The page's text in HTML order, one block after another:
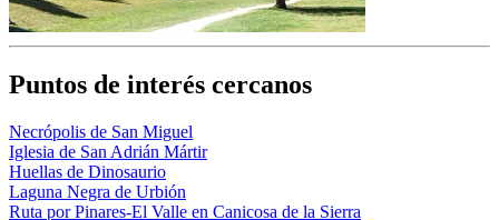
Puntos de interés cercanos
Necrópolis de San Miguel
Iglesia de San Adrián Mártir
Huellas de Dinosaurio
Laguna Negra de Urbión
Ruta por Pinares-El Valle en Canicosa de la Sierra